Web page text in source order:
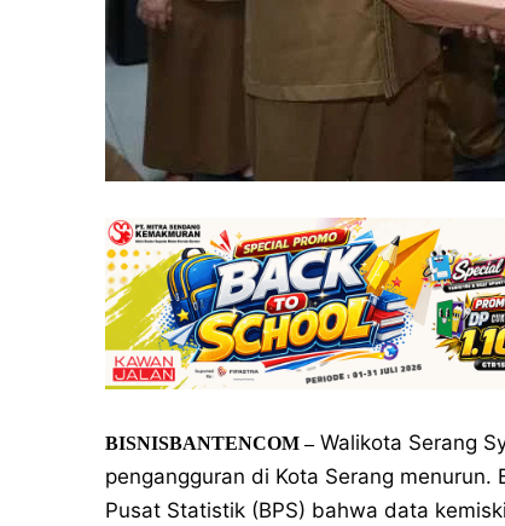
BISNISBANTENCOM –Walikota Serang
pengangguran di Kota Serang
Pusat Statistik (BPS) bahwa data